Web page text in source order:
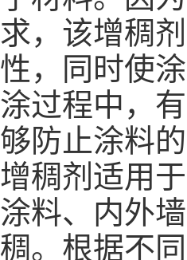
求，该增稠
性，同时使
涂过程中，
够防止涂料
增稠剂 适用
涂料、内外
稠。根据不